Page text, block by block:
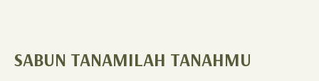
SABUN TANAMILAH TANAHMU